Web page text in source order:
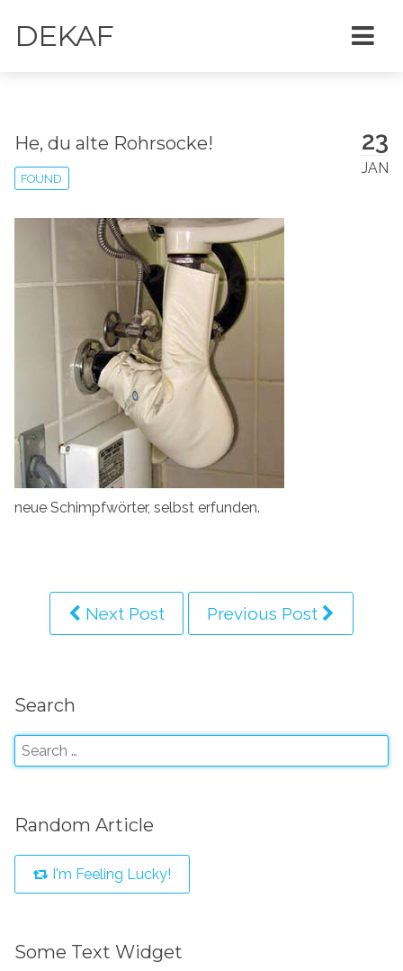
DEKAF
23
JAN
He, du alte Rohrsocke!
FOUND
neue Schimpfwörter, selbst erfunden.
Next Post Previous Post
Search
Random Article
I'm Feeling Lucky!
Some Text Widget